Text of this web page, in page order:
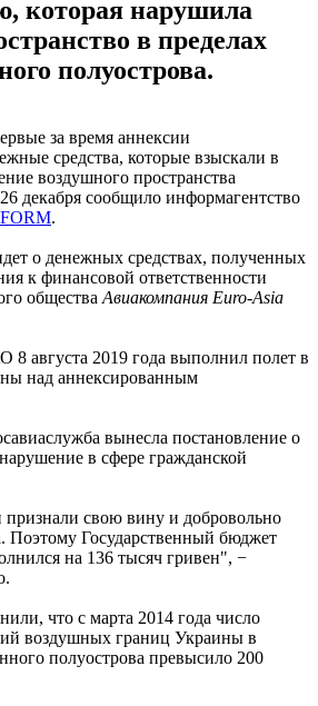
которая нарушила
в пределах
полуострова.
за время аннексии
средства, которые взыскали в
воздушного пространства
декабря сообщило информагентство
.
о денежных средствах, полученных
к финансовой ответственности
общества Авиакомпания Euro-Asia
8 августа 2019 года выполнил полет в
над аннексированным
вынесла постановление о
в сфере гражданской
признали свою вину и добровольно
Поэтому Государственный бюджет
на 136 тысяч гривен", −
что с марта 2014 года число
воздушных границ Украины в
полуострова превысило 200